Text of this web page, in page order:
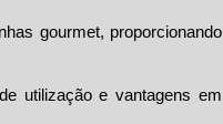
gourmet, proporcionando
utilização e vantagens em